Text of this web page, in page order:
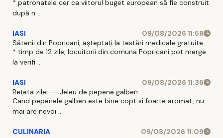
* patronatele cer ca viitorul buget european să fie construit
după n ...
IASI
09/08/2026 11:58
Sătenii din Popricani, așteptați la testări medicale gratuite
* timp de 12 zile, locuitorii din comuna Popricani pot merge
la verifi ...
IASI
09/08/2026 11:36
Rețeta zilei -- Jeleu de pepene galben
Cand pepenele galben este bine copt si foarte aromat, nu
mai are nevoi ...
CULINARIA
09/08/2026 11:09